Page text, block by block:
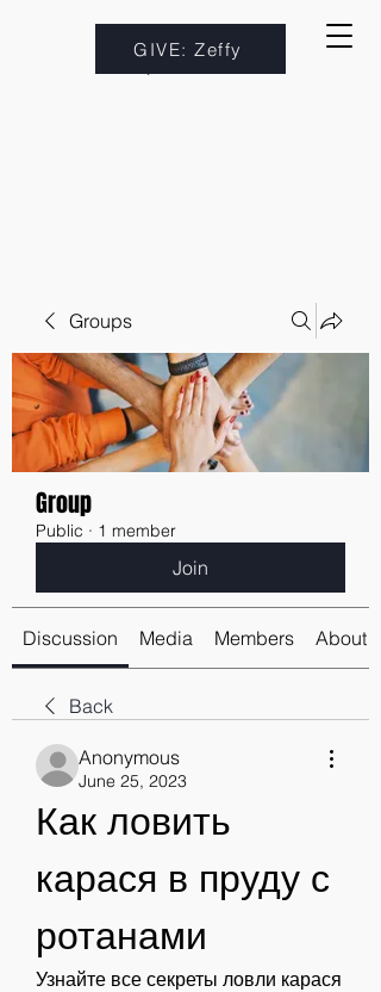
GIVE: Zeffy
Groups
Group
Public · 1 member
Join
Discussion Media Members About
Back
Anonymous
June 25, 2023
Как ловить
карася в пруду с
ротанами
Узнайте все секреты ловли карася